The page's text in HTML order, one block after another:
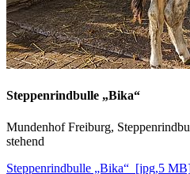
Steppenrindbulle „Bika“
Mundenhof Freiburg,
stehend
Steppenrindbulle „Bika“ [jpg,5